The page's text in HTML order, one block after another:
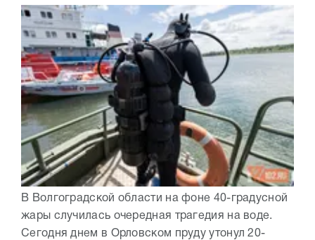
В Волгоградской области на фоне 40-градусной
жары случилась очередная трагедия на воде.
Сегодня днем в Орловском пруду утонул 20-